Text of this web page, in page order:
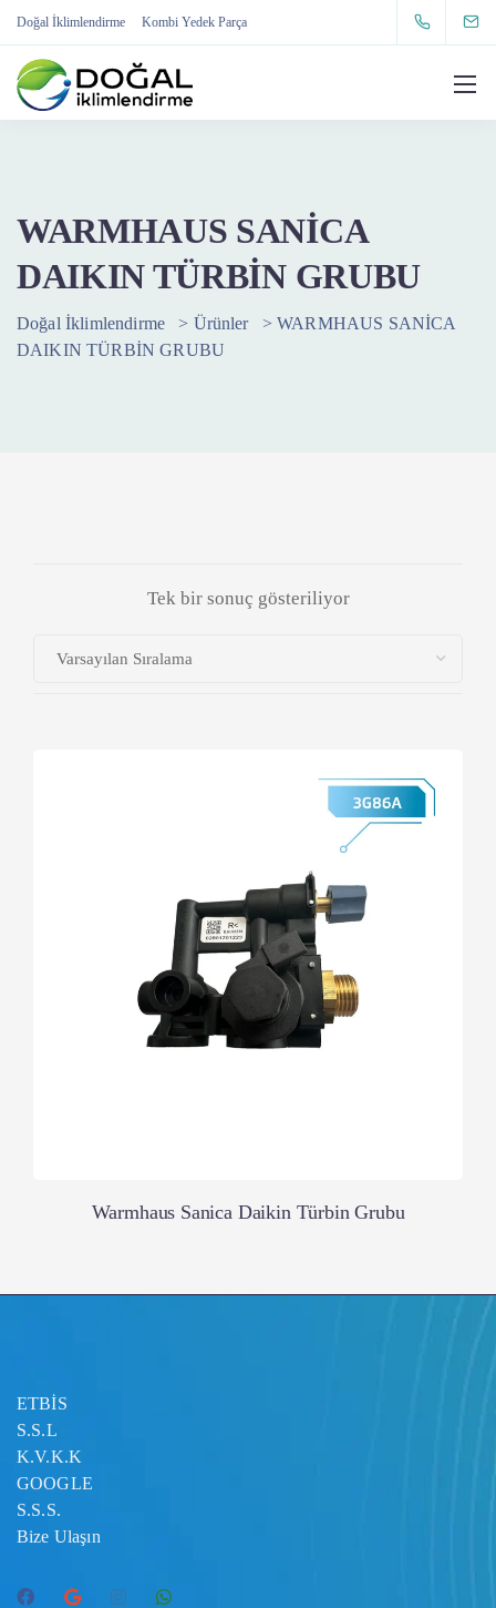
Doğal İklimlendirme Kombi Yedek Parça
WARMHAUS SANİCA
DAIKIN TÜRBİN GRUBU
Doğal İklimlendirme > Ürünler >WARMHAUS SANİCA
DAIKIN TÜRBİN GRUBU
Tek bir sonuç gösteriliyor
Warmhaus Sanica Daikin Türbin Grubu
ETBİS
S.S.L
K.V.K.K
GOOGLE
S.S.S.
Bize Ulaşın